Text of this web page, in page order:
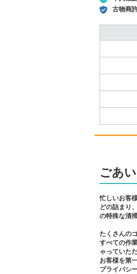
古物商
ごあ
忙しいお客
どの詰まり
の特殊な清
たくさんの
すべての作
ゃっていた
お客様を第
プライバシ